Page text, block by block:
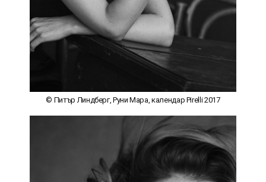
© Питър Линдберг, Руни Мара, календар Pirelli 2017